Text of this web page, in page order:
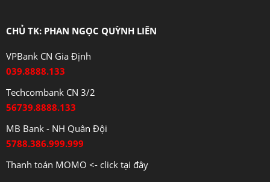
CHỦ TK: PHAN NGỌC QUỲNH LIÊN
VPBank CN Gia Định
039.8888.133
Techcombank CN 3/2
56739.8888.133
MB Bank - NH Quân Đội
5788.386.999.999
Thanh toán MOMO <- click tại đây